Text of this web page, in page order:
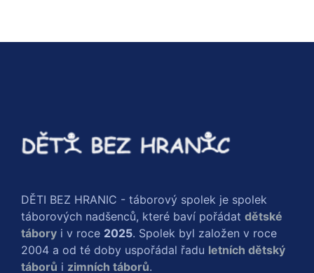
DĚTI BEZ HRANIC - táborový spolek je spolek
táborových nadšenců, které baví pořádat dětské
tábory i v roce 2025. Spolek byl založen v roce
2004 a od té doby uspořádal řadu letních dětský
táborů i zimních táborů.